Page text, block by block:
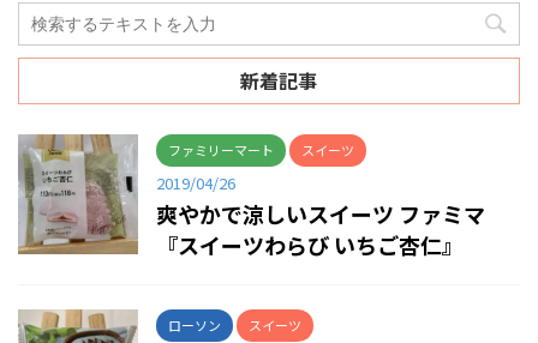
新着記事
ファミリーマート スイーツ
2019/04/26
爽やかで涼しいスイーツ ファミマ
『スイーツわらび いちご杏仁』
ローソン スイーツ